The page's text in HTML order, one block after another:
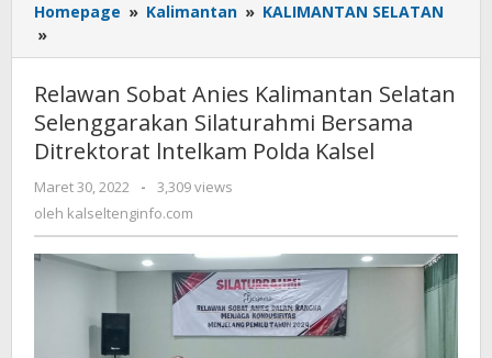
Homepage » Kalimantan » KALIMANTAN SELATAN
»
Sobat
Anies
Kalimantan
Selatan
Selenggarakan
Bersama
Ditrektorat
lntelkam
Polda
Relawan Sobat Anies Kalimantan Selatan
Selenggarakan Silaturahmi Bersama
Ditrektorat lntelkam Polda Kalsel
Maret 30, 2022
oleh
kalseltenginfo.com
-
3,309 views
oleh kalseltenginfo.com